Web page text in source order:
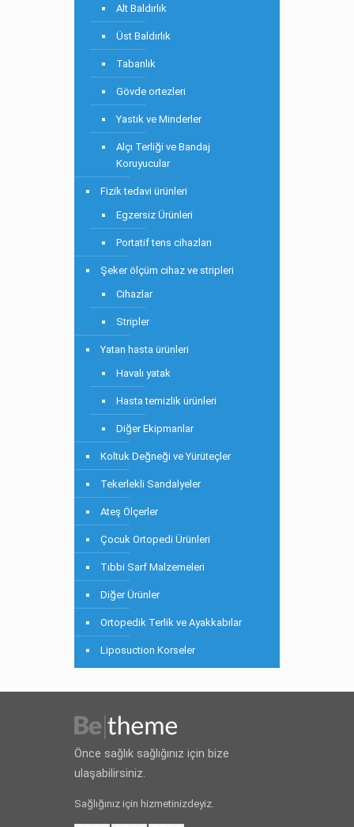
Alt Baldırlık
Üst Baldırlık
Tabanlık
Gövde ortezleri
Yastık ve Minderler
Alçı Terliği ve Bandaj
Koruyucular
Fizik tedavi ürünleri
Egzersiz Ürünleri
Portatif tens cihazları
Şeker ölçüm cihaz ve stripleri
Cihazlar
Stripler
Yatan hasta ürünleri
Havalı yatak
Hasta temizlik ürünleri
Diğer Ekipmanlar
Koltuk Değneği ve Yürüteçler
Tekerlekli Sandalyeler
Ateş Ölçerler
Çocuk Ortopedi Ürünleri
Tıbbi Sarf Malzemeleri
Diğer Ürünler
Ortopedik Terlik ve Ayakkabılar
Liposuction Korseler
Önce sağlık sağlığınız için bize
ulaşabilirsiniz.
Sağlığınız için hizmetinizdeyiz.